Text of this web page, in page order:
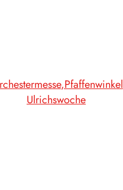
Pfaffenwinkel
Ulrichswoche